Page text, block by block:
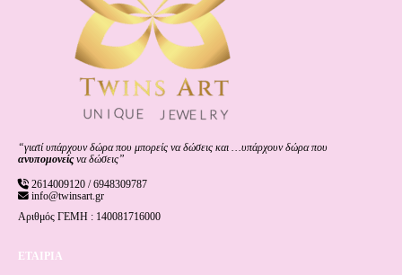
“γιατί υπάρχουν δώρα που μπορείς να δώσεις και …υπάρχουν δώρα που
ανυπομονείςνα δώσεις”
2614009120 / 6948309787
info@twinsart.gr
Αριθμός ΓΕΜΗ : 140081716000
ΕΤΑΙΡΙΑ